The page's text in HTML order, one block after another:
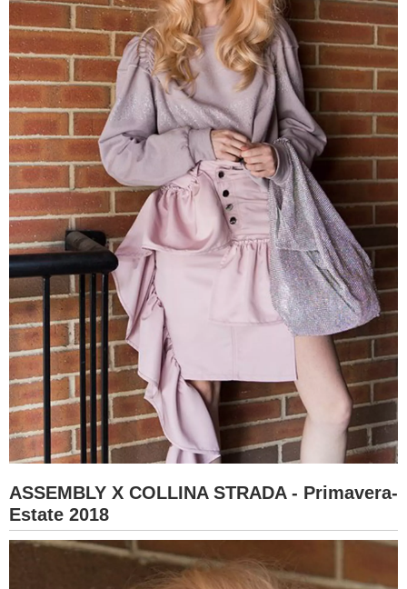
ASSEMBLY X COLLINA STRADA - Primavera-
Estate 2018